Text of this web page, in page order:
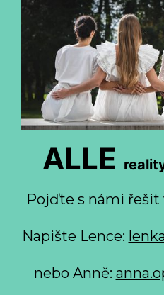
ALLE
Pojďte s námi řešit
Napište Lence:
nebo Anně: